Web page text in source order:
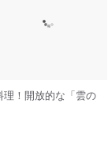
！開放的な「雲の